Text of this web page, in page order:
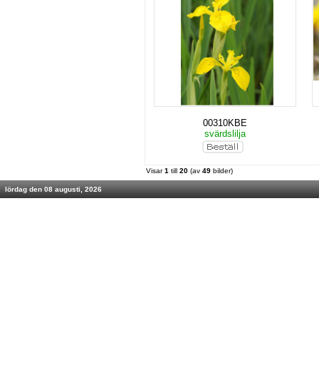
00310KBE
svärdslilja
Visar1 till 20 (av 49 bilder)
lördag den 08 augusti, 2026